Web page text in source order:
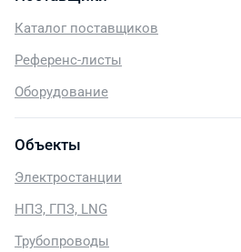
Каталог поставщиков
Референс-листы
Оборудование
Объекты
Электростанции
НПЗ, ГПЗ, LNG
Трубопроводы